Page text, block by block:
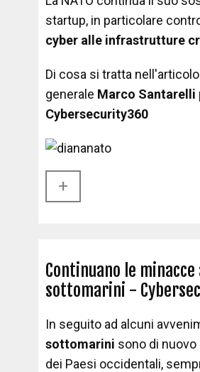
startup, in particolare
cyber alle infrastrutture
Di cosa si tratta
generale Marco Santarelli
Cybersecurity360
+​
Continuano le minacce
sottomarini -
In seguito ad alcuni
sottomarini sono di
dei Paesi occidentali,